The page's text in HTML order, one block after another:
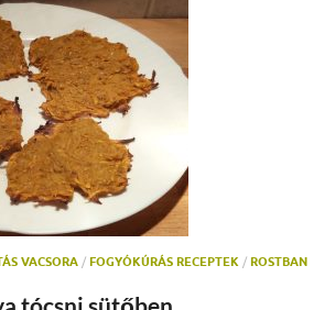
VACSORA / FOGYÓKÚRÁS RECEPTEK / ROSTBAN
tócsni sütőben